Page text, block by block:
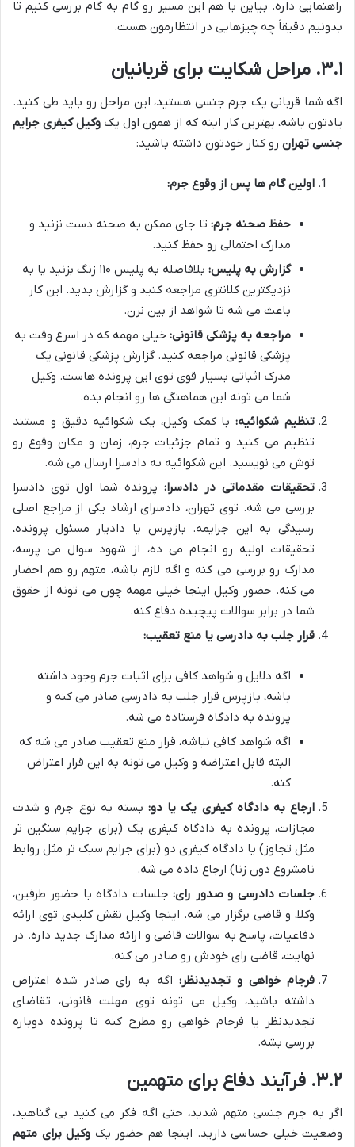
راهنمایی داره. بیاین با هم این مسیر رو گام به گام بررسی کنیم تا
بدونیم دقیقاً چه چیزهایی در انتظارمون هست.
۳.۱. مراحل شکایت برای قربانیان
اگه شما قربانی یک جرم جنسی هستید، این مراحل رو باید طی کنید.
یادتون باشه، بهترین کار اینه که از همون اول یک وکیل کیفری جرایم
جنسی تهران رو کنار خودتون داشته باشید:
اولین گام ها پس از وقوع جرم:
حفظ صحنه جرم: تا جای ممکن به صحنه دست نزنید و
مدارک احتمالی رو حفظ کنید.
گزارش به پلیس:
بلافاصله به پلیس ۱۱۰ زنگ بزنید یا به
نزدیکترین کلانتری مراجعه کنید و گزارش بدید. این کار
باعث می شه تا شواهد از بین نرن.
مراجعه به پزشکی قانونی: خیلی مهمه که در اسرع وقت به
پزشکی قانونی مراجعه کنید. گزارش پزشکی قانونی یک
مدرک اثباتی بسیار قوی توی این پرونده هاست. وکیل
شما می تونه این هماهنگی ها رو انجام بده.
تنظیم شکوائیه:با کمک وکیل، یک شکوائیه دقیق و مستند
تنظیم می کنید و تمام جزئیات جرم، زمان و مکان وقوع رو
توش می نویسید. این شکوائیه به دادسرا ارسال می شه.
تحقیقات مقدماتی در دادسرا: پرونده شما اول توی دادسرا
بررسی می شه. توی تهران، دادسرای ارشاد یکی از مراجع اصلی
رسیدگی به این جرایمه. بازپرس یا دادیار مسئول پرونده،
تحقیقات اولیه رو انجام می ده، از شهود سوال می پرسه،
مدارک رو بررسی می کنه و اگه لازم باشه، متهم رو هم احضار
می کنه. حضور وکیل اینجا خیلی مهمه چون می تونه از حقوق
شما در برابر سوالات پیچیده دفاع کنه.
قرار جلب به دادرسی یا منع تعقیب:
اگه دلایل و شواهد کافی برای اثبات جرم وجود داشته
باشه، بازپرس قرار جلب به دادرسی صادر می کنه و
پرونده به دادگاه فرستاده می شه.
اگه شواهد کافی نباشه، قرار منع تعقیب صادر می شه که
البته قابل اعتراضه و وکیل می تونه به این قرار اعتراض
کنه.
ارجاع به دادگاه کیفری یک یا دو: بسته به نوع جرم و شدت
مجازات، پرونده به دادگاه کیفری یک (برای جرایم سنگین تر
مثل تجاوز) یا دادگاه کیفری دو (برای جرایم سبک تر مثل روابط
نامشروع دون زنا) ارجاع داده می شه.
جلسات دادرسی و صدور رای:جلسات دادگاه با حضور طرفین،
وکلا، و قاضی برگزار می شه. اینجا وکیل نقش کلیدی توی ارائه
دفاعیات، پاسخ به سوالات قاضی و ارائه مدارک جدید داره. در
نهایت، قاضی رای خودش رو صادر می کنه.
فرجام خواهی و تجدیدنظر: اگه به رای صادر شده اعتراض
داشته باشید، وکیل می تونه توی مهلت قانونی، تقاضای
تجدیدنظر یا فرجام خواهی رو مطرح کنه تا پرونده دوباره
بررسی بشه.
۳.۲. فرآیند دفاع برای متهمین
اگر به جرم جنسی متهم شدید، حتی اگه فکر می کنید بی گناهید،
وضعیت خیلی حساسی دارید. اینجا هم حضور یک وکیل برای متهم